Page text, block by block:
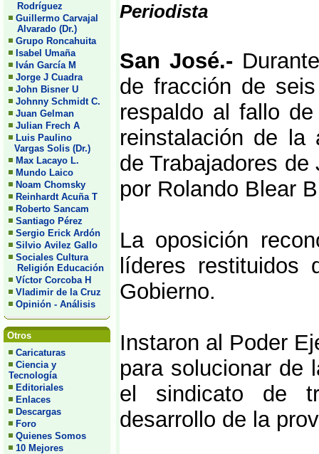
Rodríguez
Guillermo Carvajal
Alvarado (Dr.)
Grupo Roncahuita
Isabel Umaña
Iván García M
Jorge J Cuadra
John Bisner U
Johnny Schmidt C.
Juan Gelman
Julian Frech A
Luis Paulino
Vargas Solis (Dr.)
Max Lacayo L.
Mundo Laico
Noam Chomsky
Reinhardt Acuña T
Roberto Sancam
Santiago Pérez
Sergio Erick Ardón
Silvio Avilez Gallo
Sociales Cultura
Religión Educación
Víctor Corcoba H
Vladimir de la Cruz
Opinión - Análisis
Otros
Caricaturas
Ciencia y
Tecnología
Editoriales
Enlaces
Descargas
Foro
Quienes Somos
10 Mejores
Periodista
San José.-
de fracción de
respaldo al fallo
reinstalación de la
de Trabajadores
por Rolando Blear
La oposición
líderes restituidos
Gobierno.
Instaron al Poder
para solucionar de
el sindicato de
desarrollo de la